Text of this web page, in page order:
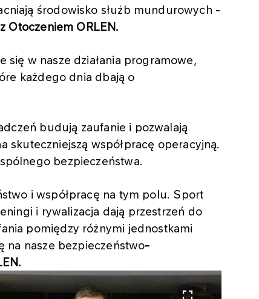
środowisko służb mundurowych -
Otoczeniem ORLEN.
się w nasze działania programowe,
każdego dnia dbają o
budują zaufanie i pozwalają
skuteczniejszą współpracę operacyjną.
bezpieczeństwa.
i współpracę na tym polu. Sport
i rywalizacja dają przestrzeń do
pomiędzy różnymi jednostkami
na nasze bezpieczeństwo-